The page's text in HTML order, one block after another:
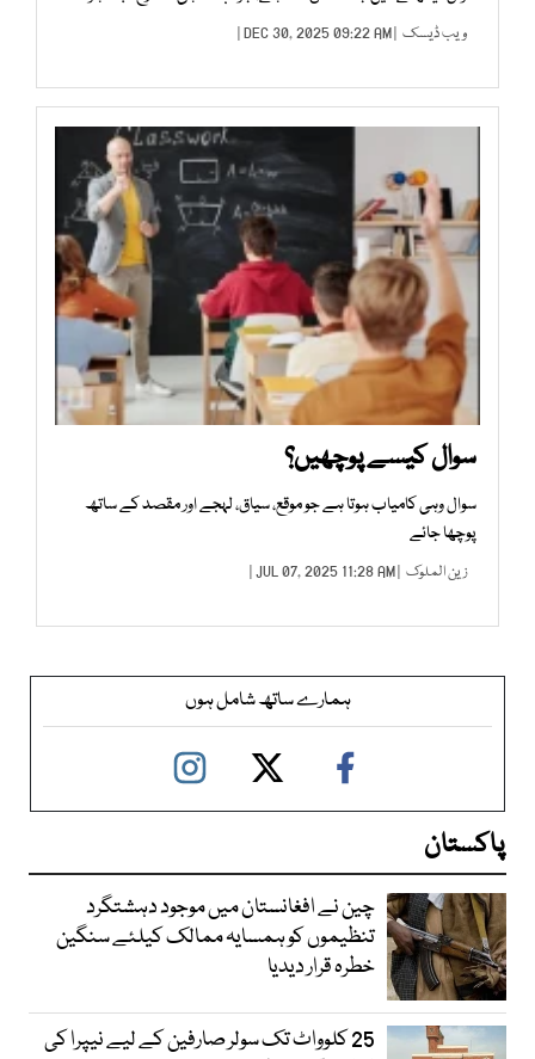
ویب ڈیسک | DEC 30, 2025 09:22 AM |
سوال کیسے پوچھیں؟
سوال وہی کامیاب ہوتا ہے جو موقع، سیاق، لہجے اور مقصد کے ساتھ
پوچھا جائے
زین الملوک | JUL 07, 2025 11:28 AM |
ہمارے ساتھ شامل ہوں
پاکستان
چین نے افغانستان میں موجود دہشتگرد
تنظیموں کو ہمسایہ ممالک کیلئے سنگین
خطرہ قرار دیدیا
25 کلوواٹ تک سولر صارفین کے لیے نیپرا کی